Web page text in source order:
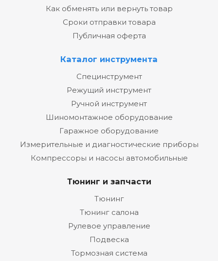
Как обменять или вернуть товар
Сроки отправки товара
Публичная оферта
Каталог инструмента
Специнструмент
Режущий инструмент
Ручной инструмент
Шиномонтажное оборудование
Гаражное оборудование
Измерительные и диагностические приборы
Компрессоры и насосы автомобильные
Тюнинг и запчасти
Тюнинг
Тюнинг салона
Рулевое управление
Подвеска
Тормозная система